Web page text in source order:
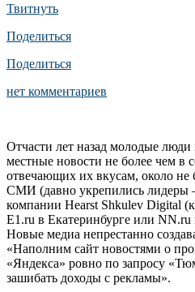
Твитнуть
Поделиться
Поделиться
нет комментариев
Отчасти лет назад молодые люди
местные новости не более чем в
отвечающих их вкусам, около
СМИ (давно укрепились лидеры
компании Hearst Shkulev Digital
E1.ru в Екатеринбурге или
Новые медиа непрестанно
«Наполним сайт новостями о
«Яндекса» ровно по запросу
зашибать доходы с рекламы».